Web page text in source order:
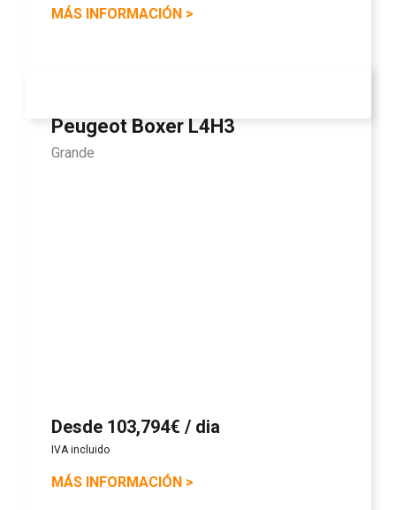
MÁS INFORMACIÓN >
Peugeot Boxer L4H3
Grande
Desde 103,794€ / dia
IVA incluido
MÁS INFORMACIÓN >